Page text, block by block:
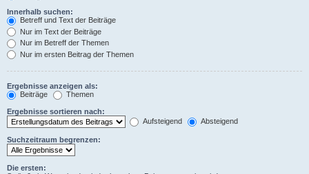
Innerhalb suchen:
Betreff und Text der Beiträge
Nur im Text der Beiträge
Nur im Betreff der Themen
Nur im ersten Beitrag der Themen
Ergebnisse anzeigen als:
Beiträge
Themen
Ergebnisse sortieren nach:
Aufsteigend
Absteigend
Suchzeitraum begrenzen:
Die ersten: